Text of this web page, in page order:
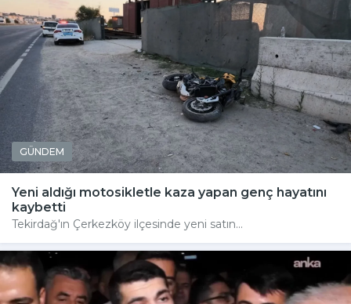
GÜNDEM
Yeni aldığı motosikletle kaza yapan genç hayatını
kaybetti
Tekirdağ'ın Çerkezköy ilçesinde yeni satın...